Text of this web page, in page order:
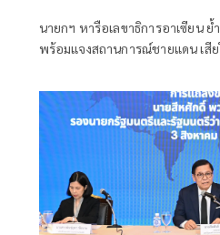
นายกฯ หารือเลขาธิการอาเซียน
พร้อมแจงสถานการณ์ชายแดน เสี